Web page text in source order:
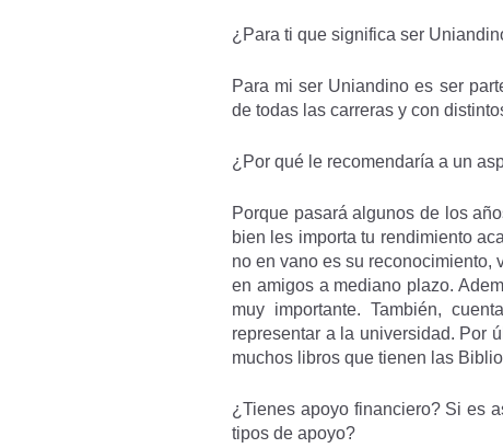
¿Para ti que significa ser
Para mi ser Uniandino es ser
de todas las carreras y con
¿Por qué le recomendaría a un
Porque pasará algunos de los
bien les importa tu rendimiento
no en vano es su reconocimiento,
en amigos a mediano plazo.
muy importante. También,
representar a la universidad. Por
muchos libros que tienen las
¿Tienes apoyo financiero? Si es
tipos de apoyo?